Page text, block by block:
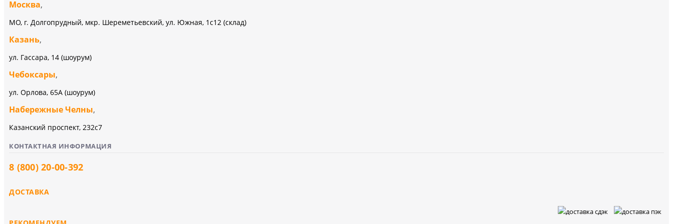
Москва,
МО, г. Долгопрудный, мкр. Шереметьевский, ул. Южная, 1с12 (склад)
Казань,
ул. Гассара, 14 (шоурум)
Чебоксары,
ул. Орлова, 65А (шоурум)
Набережные Челны,
Казанский проспект, 232c7
КОНТАКТНАЯ ИНФОРМАЦИЯ
8 (800) 20-00-392
ДОСТАВКА